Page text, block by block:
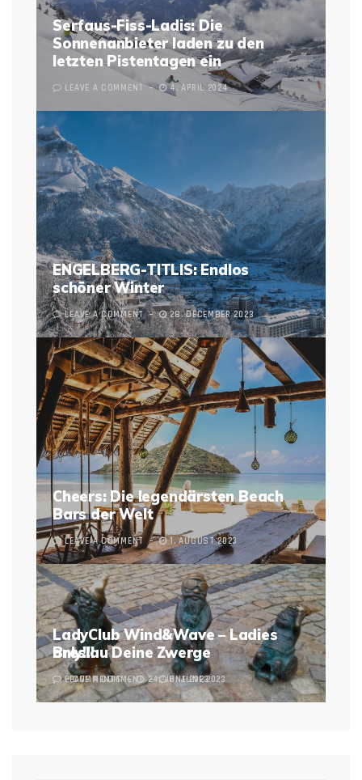
Serfaus-Fiss-Ladis: Die
Sonnenanbieter laden zu den
letzten Pistentagen ein
LEAVE A COMMENT 4. APRIL 2024
ENGELBERG-TITLIS: Endlos
schöner Winter
LEAVE A COMMENT 28. DECEMBER 2023
Cheers: Die legendärsten Beach
Bars der Welt
LEAVE A COMMENT 1. AUGUST 2023
Breslau Deine Zwerge
2 COMMENTS 24. JUNE 2023
LadyClub Wind&Wave – Ladies
only!!!
LEAVE A COMMENT 6. JUNE 2023